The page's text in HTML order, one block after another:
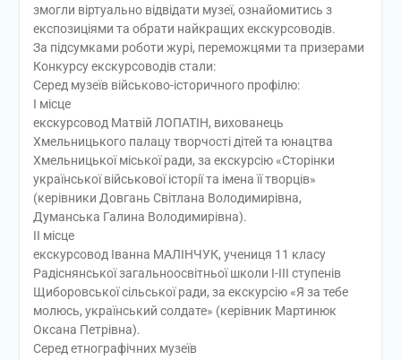
змогли віртуально відвідати музеї, ознайомитись з
експозиціями та обрати найкращих екскурсоводів.
За підсумками роботи журі, переможцями та призерами
Конкурсу екскурсоводів стали:
Серед музеїв військово-історичного профілю:
І місце
екскурсовод Матвій ЛОПАТІН, вихованець
Хмельницького палацу творчості дітей та юнацтва
Хмельницької міської ради, за екскурсію «Сторінки
української військової історії та імена її творців»
(керівники Довгань Світлана Володимирівна,
Думанська Галина Володимирівна).
ІІ місце
екскурсовод Іванна МАЛІНЧУК, учениця 11 класу
Радіснянської загальноосвітньої школи І-ІІІ ступенів
Щиборовської сільської ради, за екскурсію «Я за тебе
молюсь, український солдате» (керівник Мартинюк
Оксана Петрівна).
Серед етнографічних музеїв